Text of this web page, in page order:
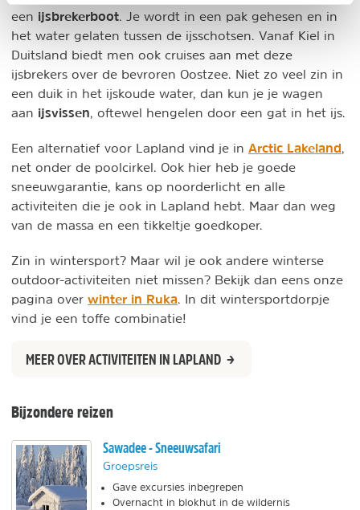
een ijsbrekerboot . Je wordt in een pak gehesen en in
het water gelaten tussen de ijsschotsen. Vanaf Kiel in
Duitsland biedt men ook cruises aan met deze
ijsbrekers over de bevroren Oostzee. Niet zo veel zin in
een duik in het ijskoude water, dan kun je je wagen
aan ijsvissen , oftewel hengelen door een gat in het ijs.
Een alternatief voor Lapland vind je in Arctic Lakeland
net onder de poolcirkel. Ook hier heb je goede
sneeuwgarantie, kans op noorderlicht en alle
activiteiten die je ook in Lapland hebt. Maar dan weg
van de massa en een tikkeltje goedkoper.
Zin in wintersport? Maar wil je ook andere winterse
outdoor-activiteiten niet missen? Bekijk dan eens onze
pagina over winter in Ruka . In dit wintersportdorpje
vind je een toffe combinatie!
MEER OVER ACTIVITEITEN IN LAPLAND
Bijzondere reizen
Sawadee - Sneeuwsafari
Groepsreis
Gave excursies inbegrepen
Overnacht in blokhut in de wildernis